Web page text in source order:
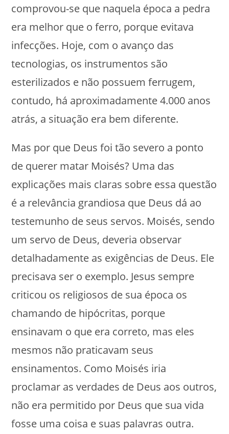
comprovou-se que naquela época a pedra
era melhor que o ferro, porque evitava
infecções. Hoje, com o avanço das
tecnologias, os instrumentos são
esterilizados e não possuem ferrugem,
contudo, há aproximadamente 4.000 anos
atrás, a situação era bem diferente.
Mas por que Deus foi tão severo a ponto
de querer matar Moisés? Uma das
explicações mais claras sobre essa questão
é a relevância grandiosa que Deus dá ao
testemunho de seus servos. Moisés, sendo
um servo de Deus, deveria observar
detalhadamente as exigências de Deus. Ele
precisava ser o exemplo. Jesus sempre
criticou os religiosos de sua época os
chamando de hipócritas, porque
ensinavam o que era correto, mas eles
mesmos não praticavam seus
ensinamentos. Como Moisés iria
proclamar as verdades de Deus aos outros,
não era permitido por Deus que sua vida
fosse uma coisa e suas palavras outra.